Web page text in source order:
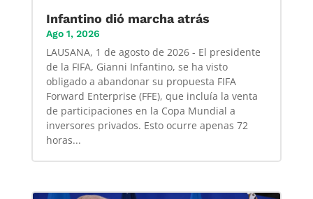
Infantino dió marcha atrás
Ago 1, 2026
LAUSANA, 1 de agosto de 2026 - El presidente
de la FIFA, Gianni Infantino, se ha visto
obligado a abandonar su propuesta FIFA
Forward Enterprise (FFE), que incluía la venta
de participaciones en la Copa Mundial a
inversores privados. Esto ocurre apenas 72
horas...